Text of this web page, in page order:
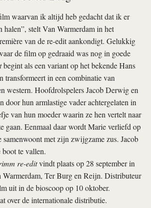
waarvan ik altijd heb gedacht dat ik er
halen”, stelt Van Warmerdam in het
van de re-edit aankondigt. Gelukkig
de film op gedraaid was nog in goede
begint als een variant op het bekende Hans
transformeert in een combinatie van
western. Hoofdrolspelers Jacob Derwig en
door hun armlastige vader achtergelaten in
van hun moeder waarin ze hen vertelt naar
gaan. Eenmaal daar wordt Marie verliefd op
met zijn zwijgzame zus. Jacob
te vallen.
re-editvindt plaats op 28 september in
Warmerdam, Ter Burg en Reijn. Distributeur
uit in de bioscoop op 10 oktober.
over de internationale distributie.